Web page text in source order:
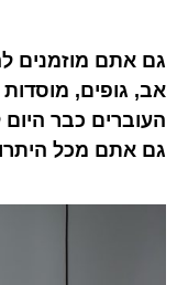
גם אתם מוזמנים
אב, גופים,
העוברים כבר
גם אתם מכל